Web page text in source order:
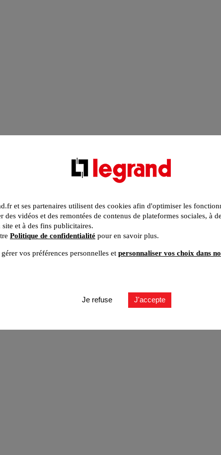
et ses partenaires utilisent des cookies afin d'optimiser les
des vidéos et des remontées de contenus de plateformes sociales, à
et à des fins publicitaires.
Politique de confidentialité pour en savoir plus.
vos préférences personnelles et personnaliser vos choix dans
Je refuse J'accepte